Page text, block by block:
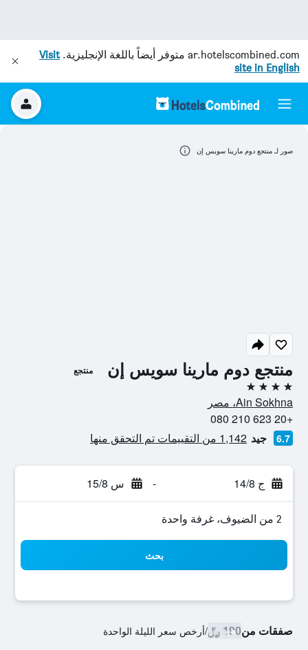
ar.hotelscombined.com متوفر أيضاً باللغة الإنجليزية.Visit
site in English
منتجع دوم مارينا سويس إن منتجع
4 نجوم
Ain Sokhna، مصر
+20 623 210 080
6.7 جيد 1,142 من التقييمات تم التحقق منها
ج 14/8 - س 15/8
2 من الضيوف، غرفة واحدة
بحث
صفقات من190 ﷼ /أرخص سعر الليلة الواحدة
صور لـ منتجع دوم مارينا سويس إن